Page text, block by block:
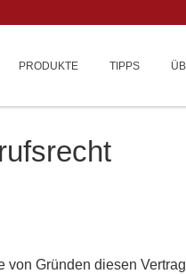
PRODUKTE TIPPS
Gründen diesen